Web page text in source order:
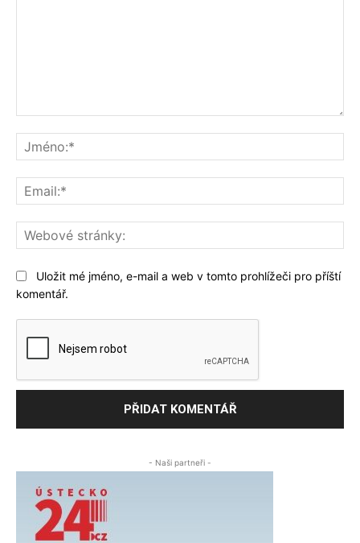
Uložit mé jméno, e-mail a web v tomto prohlížeči pro příští
komentář.
- Naši partneři -